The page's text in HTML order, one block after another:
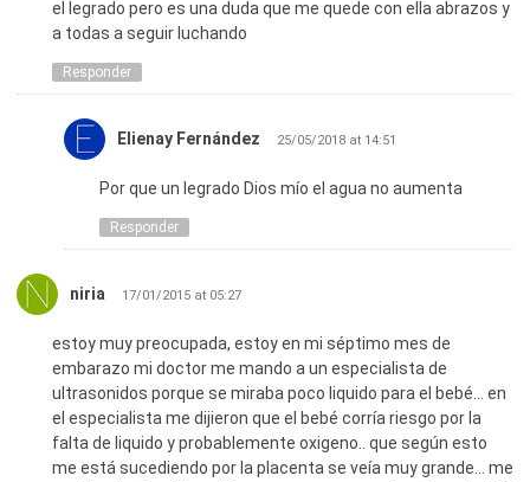
el legrado pero es una duda que me quede con ella abrazos y
a todas a seguir luchando
Responder
Elienay Fernández 25/05/2018 at 14:51
Por que un legrado Dios mío el agua no aumenta
Responder
niria 17/01/2015 at 05:27
estoy muy preocupada, estoy en mi séptimo mes de
embarazo mi doctor me mando a un especialista de
ultrasonidos porque se miraba poco liquido para el bebé… en
el especialista me dijieron que el bebé corría riesgo por la
falta de liquido y probablemente oxigeno.. que según esto
me está sucediendo por la placenta se veía muy grande… me